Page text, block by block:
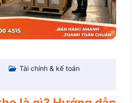
Tài chính & kế toán